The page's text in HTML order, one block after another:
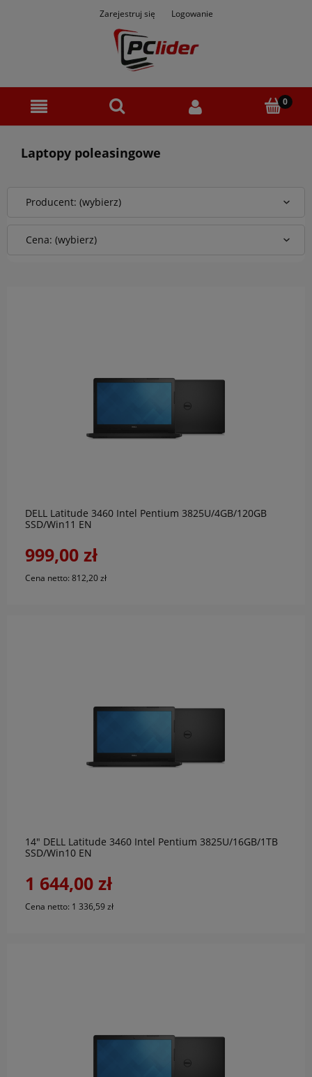
Zarejestruj się Logowanie
Laptopy poleasingowe
Producent: (wybierz)
Cena: (wybierz)
DELL Latitude 3460 Intel Pentium 3825U/4GB/120GB
SSD/Win11 EN
999,00 zł
Cena netto: 812,20 zł
14" DELL Latitude 3460 Intel Pentium 3825U/16GB/1TB
SSD/Win10 EN
1 644,00 zł
Cena netto: 1 336,59 zł